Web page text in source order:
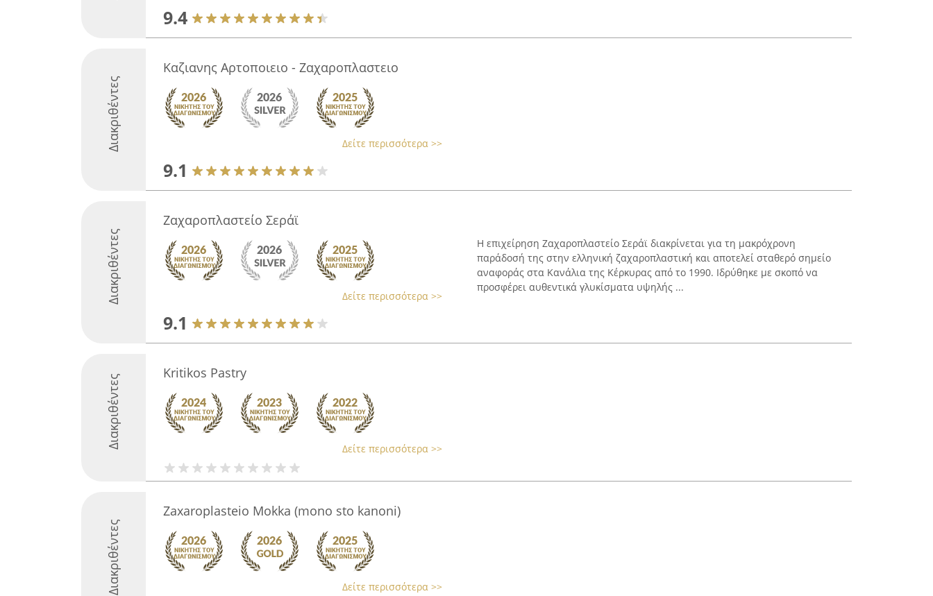
9.4
Διακριθέντες
Καζιανης Αρτοποιειο - Ζαχαροπλαστειο
Δείτε περισσότερα >>
9.1
Διακριθέντες
Ζαχαροπλαστείο Σεράϊ
Δείτε περισσότερα >>
9.1
Η επιχείρηση Ζαχαροπλαστείο Σεράϊ διακρίνεται για τη μακρόχρονη
παράδοσή της στην ελληνική ζαχαροπλαστική και αποτελεί σταθερό σημείο
αναφοράς στα Κανάλια της Κέρκυρας από το 1990. Ιδρύθηκε με σκοπό να
προσφέρει αυθεντικά γλυκίσματα υψηλής ...
Διακριθέντες
Kritikos Pastry
Δείτε περισσότερα >>
Διακριθέντες
Zaxaroplasteio Mokka (mono sto kanoni)
Δείτε περισσότερα >>